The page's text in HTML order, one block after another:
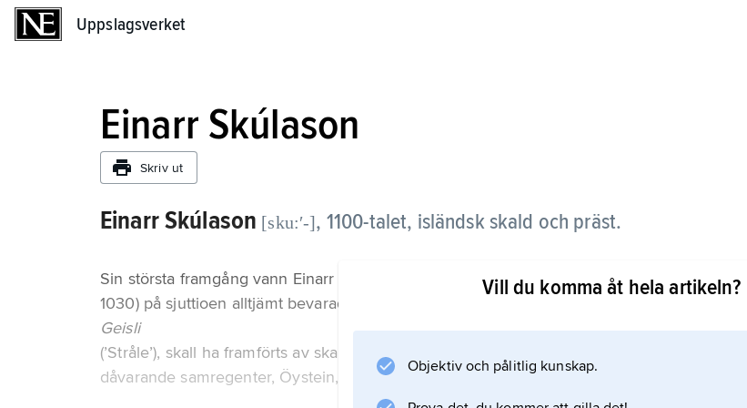
Uppslagsverket
Einarr Skúlason
Skriv ut
Einarr Skúlason [sku:ʹ-], 1100-talet, isländsk skald och präst.
Sin största framgång vann Einarr Skúlason med en minnesdrapa över Olav den helige (död
1030) på sjuttioen alltjämt bevarade dróttkvætt-strofer. Denna dikt om helgonkungen,
Geisli
(’Stråle’), skall ha framförts av skalden själv i Nidaros domkyrka, i närvaro av Norges
dåvarande samregenter, Öystein, Sigurd och Inge.
Vill du komma åt hela artikeln?
Objektiv och pålitlig kunskap.